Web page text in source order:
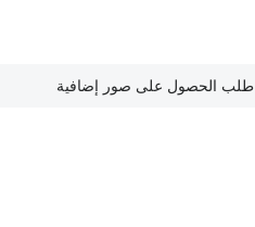
طلب الحصول على صور إضافية